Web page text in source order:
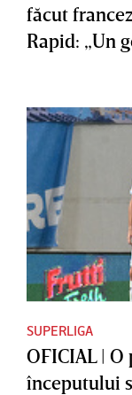
făcut
Rapid: „Un
SUPERLIGA
OFICIAL | O
începutului